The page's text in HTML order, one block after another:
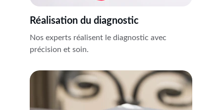
Réalisation du diagnostic
Nos experts réalisent le diagnostic avec
précision et soin.